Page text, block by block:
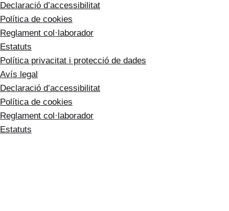
Declaració d’accessibilitat
Política de cookies
Reglament col·laborador
Estatuts
Política privacitat i protecció de dades
Avís legal
Declaració d’accessibilitat
Política de cookies
Reglament col·laborador
Estatuts